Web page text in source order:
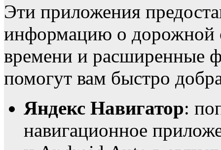
Эти приложения
информацию о дорожной
времени и расширенные
помогут вам быстро
Яндекс Навигатор:
навигационное